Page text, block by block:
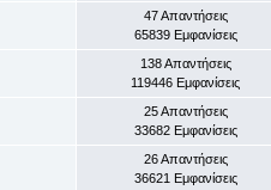
47 Απαντήσεις
65839 Εμφανίσεις
138 Απαντήσεις
119446 Εμφανίσεις
25 Απαντήσεις
33682 Εμφανίσεις
26 Απαντήσεις
36621 Εμφανίσεις